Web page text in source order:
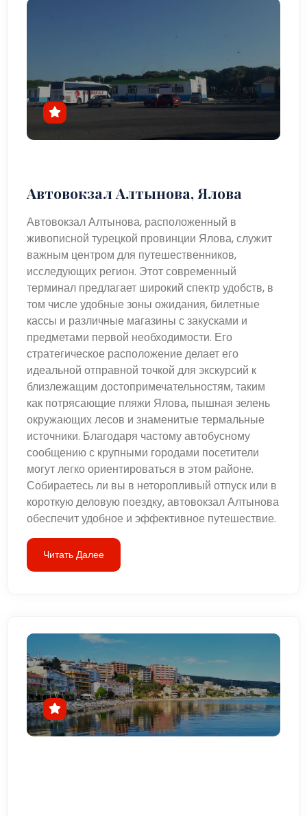
Автовокзал Алтынова, Ялова
Автовокзал Алтынова, расположенный в
живописной турецкой провинции Ялова, служит
важным центром для путешественников,
исследующих регион. Этот современный
терминал предлагает широкий спектр удобств, в
том числе удобные зоны ожидания, билетные
кассы и различные магазины с закусками и
предметами первой необходимости. Его
стратегическое расположение делает его
идеальной отправной точкой для экскурсий к
близлежащим достопримечательностям, таким
как потрясающие пляжи Ялова, пышная зелень
окружающих лесов и знаменитые термальные
источники. Благодаря частому автобусному
сообщению с крупными городами посетители
могут легко ориентироваться в этом районе.
Собираетесь ли вы в неторопливый отпуск или в
короткую деловую поездку, автовокзал Алтынова
обеспечит удобное и эффективное путешествие.
Читать Далее